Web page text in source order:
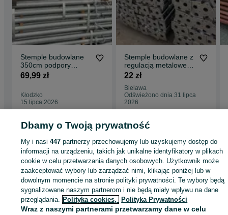
Stemple budowlane
350cm podpory
budowlane sztyce
budowlane szalunki
69,99 zł
Kłodzko
15 lipca 2026
Stemple budowlane z
regulacją metalowe.
Sztyce Podpory
22 zł
Bielawa
Odświeżono dnia 31 lipca
2026
Dolnośląskie
Stemple - Stara Łomnica
KATEGORIA
ID:1039684251 Wyświetlenia:
Dbamy o Twoją prywatność
My i nasi447 partnerzy przechowujemy lub uzyskujemy dostęp do
informacji na urządzeniu, takich jak unikalne identyfikatory w plikach
cookie w celu przetwarzania danych osobowych. Użytkownik może
zaakceptować wybory lub zarządzać nimi, klikając poniżej lub w
dowolnym momencie na stronie polityki prywatności. Te wybory będą
sygnalizowane naszym partnerom i nie będą miały wpływu na dane
przeglądania. Polityka cookies, Polityka Prywatności
Wraz z naszymi partnerami przetwarzamy dane w celu